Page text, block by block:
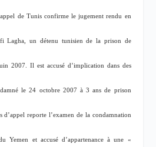
de Tunis confirme le jugement rendu en
Lagha, un détenu tunisien de la prison de
2007. Il est accusé d’implication dans des
le 24 octobre 2007 à 3 ans de prison
reporte l’examen de la condamnation
Yemen et accusé d’appartenance à une «